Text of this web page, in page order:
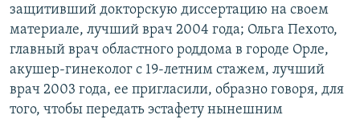
защитивший докторскую диссертацию на своем
материале, лучший врач 2004 года; Ольга Пехото,
главный врач областного роддома в городе Орле,
акушер-гинеколог с 19-летним стажем, лучший
врач 2003 года, ее пригласили, образно говоря, для
того, чтобы передать эстафету нынешним